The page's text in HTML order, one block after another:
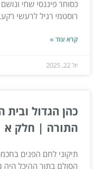
כסוחר פיננסי שחי
רוסטמי רגיל לרעשי
קרא עוד »
יול 22, 2025
כהן הגדול
התורה | חלק א
תיקוני לחם הפנים
הסולם בתוך ההיכל היה